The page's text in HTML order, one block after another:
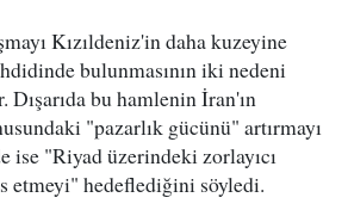
Kızıldeniz'in daha kuzeyine
bulunmasının iki nedeni
bu hamlenin İran'ın
"pazarlık gücünü" artırmayı
ise "Riyad üzerindeki zorlayıcı
etmeyi" hedeflediğini söyledi.